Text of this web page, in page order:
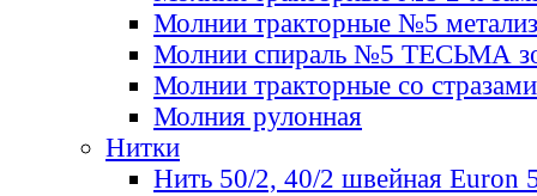
Молнии тракторные №5
Молнии спираль №5 ТЕСЬМА
Молнии тракторные со стразами
Молния рулонная
Нитки
Нить 50/2, 40/2 швейная Euron